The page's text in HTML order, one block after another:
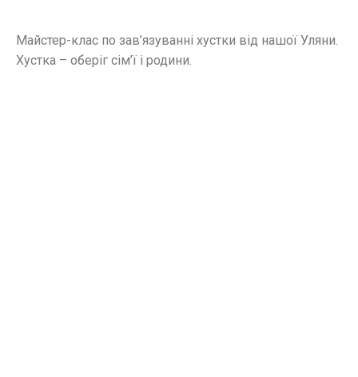
Майстер-клас по зав’язуванні хустки від нашої Уляни.
Хустка – оберіг сім’ї і родини.